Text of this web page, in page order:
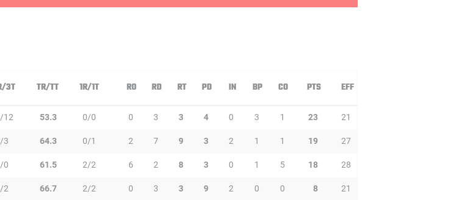
3T TR/TT 1R/1T RO RD RT PD IN BP CO PTS EFF
12 53.3 0/0 0 3 3 4 0 3 1 23 21
3 64.3 0/1 2 7 9 3 2 1 1 19 27
0 61.5 2/2 6 2 8 3 0 1 5 18 28
2 66.7 2/2 0 3 3 9 2 0 0 8 21